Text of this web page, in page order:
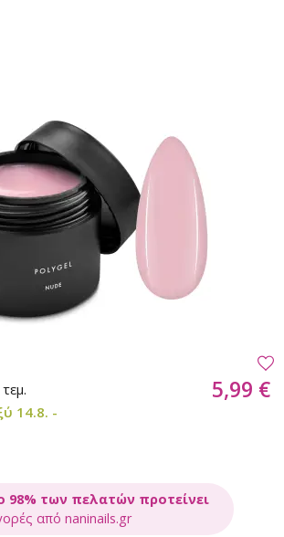
14.8. -
5,99 €
98% των πελατών προτείνει
από naninails.gr